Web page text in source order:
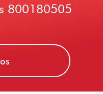
800180505